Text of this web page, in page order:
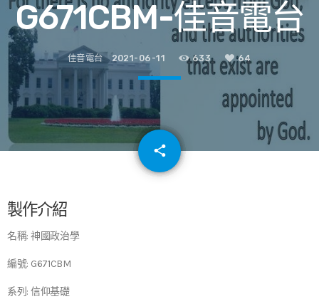
G671CBM-佳音電台
佳音電台 2021-06-11 633 64
share
email
製作介紹
名稱: 神國政治學
編號: G671CBM
系列: 信仰基礎